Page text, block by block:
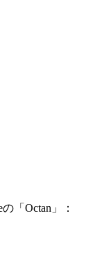
「Octan」：